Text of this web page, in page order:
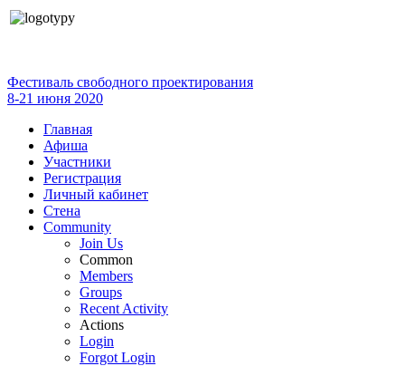
Фестиваль свободного проектирования
8-21 июня 2020
Главная
Афиша
Участники
Регистрация
Личный кабинет
Стена
Community
Join Us
Common
Members
Groups
Recent Activity
Actions
Login
Forgot Login